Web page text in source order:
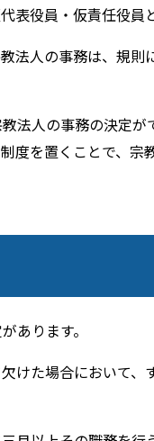
表役員・仮責任役員
法人の事務は、規則
法人の事務の決定が
度を置くことで、宗
あります。
けた場合において、